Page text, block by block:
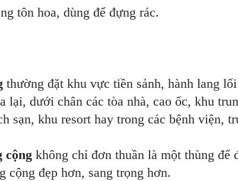
tôn hoa, dùng để đựng rác.
thường đặt khu vực tiền sảnh, hành lang
lại, dưới chân các tòa nhà, cao ốc, khu
sạn, khu resort hay trong các bệnh viện,
cộng không chỉ đơn thuần là một thùng để
cộng đẹp hơn, sang trọng hơn.